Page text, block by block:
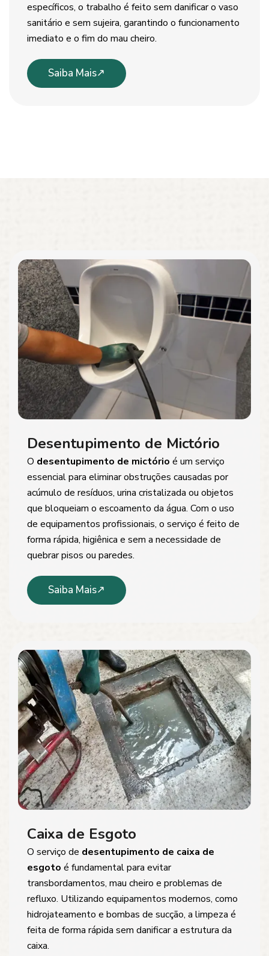
específicos, o trabalho é feito sem danificar o vaso
sanitário e sem sujeira, garantindo o funcionamento
imediato e o fim do mau cheiro.
Saiba Mais
Desentupimento de Mictório
O desentupimento de mictório é um serviço
essencial para eliminar obstruções causadas por
acúmulo de resíduos, urina cristalizada ou objetos
que bloqueiam o escoamento da água. Com o uso
de equipamentos profissionais, o serviço é feito de
forma rápida, higiênica e sem a necessidade de
quebrar pisos ou paredes.
Saiba Mais
Caixa de Esgoto
O serviço de desentupimento de caixa de
esgoto é fundamental para evitar
transbordamentos, mau cheiro e problemas de
refluxo. Utilizando equipamentos modernos, como
hidrojateamento e bombas de sucção, a limpeza é
feita de forma rápida sem danificar a estrutura da
caixa.